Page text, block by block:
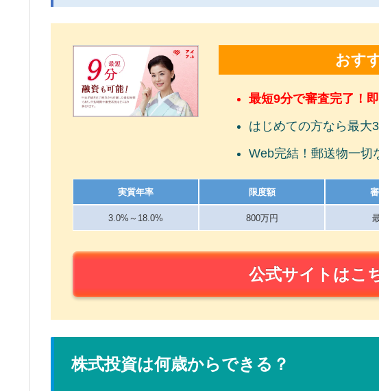
おす
最短9分で審査完了！
はじめての方なら最大
Web完結！郵送物一切
実質年率
3.0%～18.0%
限度額
800万円
公式サイトはこ
株式投資は何歳からできる？